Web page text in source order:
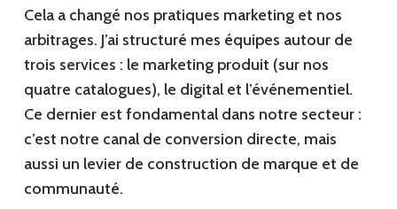
Cela a changé nos pratiques marketing et nos
arbitrages. J’ai structuré mes équipes autour de
trois services : le marketing produit (sur nos
quatre catalogues), le digital et l’événementiel.
Ce dernier est fondamental dans notre secteur :
c’est notre canal de conversion directe, mais
aussi un levier de construction de marque et de
communauté.